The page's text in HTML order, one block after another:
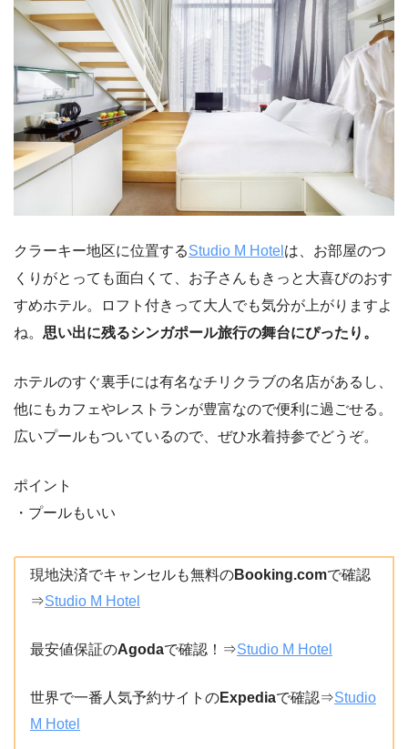
クラーキー地区に位置するStudio M Hotel は、お部屋のつ
くりがとっても面白くて、お子さんもきっと大喜びのおす
すめホテル。ロフト付きって大人でも気分が上がりますよ
ね。 思い出に残るシンガポール旅行の舞台にぴったり。
ホテルのすぐ裏手には有名なチリクラブの名店があるし、
他にもカフェやレストランが豊富なので便利に過ごせる。
広いプールもついているので、ぜひ水着持参でどうぞ。
ポイント
・プールもいい
現地決済でキャンセルも無料のBooking.comで確認
⇒Studio M Hotel
最安値保証のAgodaで確認！⇒Studio M Hotel
世界で一番人気予約サイトのExpediaで確認⇒Studio
M Hotel